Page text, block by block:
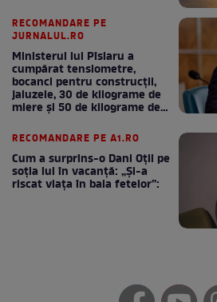
RECOMANDARE PE
JURNALUL.RO
Ministerul lui Pîslaru a
cumpărat tensiometre,
bocanci pentru construcții,
jaluzele, 30 de kilograme de
miere și 50 de kilograme de
RECOMANDARE PE A1.RO
Cum a surprins-o Dani Oțil pe
soția lui în vacanță: „Și-a
riscat viața în baia fetelor”: